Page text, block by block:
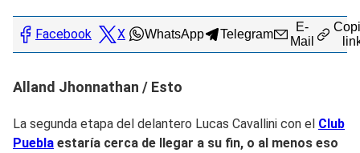
Facebook X WhatsApp Telegram
E-
Mail
Alland Jhonnathan / Esto
La segunda etapa del delantero Lucas Cavallini con el Club
Puebla estaría cerca de llegar a su fin, o al menos eso